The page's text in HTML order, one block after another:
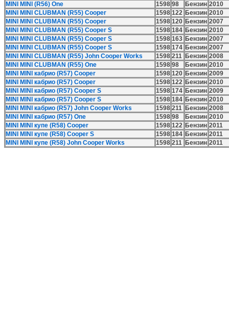
MINI MINI (R56) One
1598 98 Бензин 2010
MINI MINI CLUBMAN (R55) Cooper
1598 122 Бензин 2010
MINI MINI CLUBMAN (R55) Cooper
1598 120 Бензин 2007
MINI MINI CLUBMAN (R55) Cooper S
1598 184 Бензин 2010
MINI MINI CLUBMAN (R55) Cooper S
1598 163 Бензин 2007
MINI MINI CLUBMAN (R55) Cooper S
1598 174 Бензин 2007
MINI MINI CLUBMAN (R55) John Cooper Works
1598 211 Бензин 2008
MINI MINI CLUBMAN (R55) One
1598 98 Бензин 2010
MINI MINI кабрио (R57) Cooper
1598 120 Бензин 2009
MINI MINI кабрио (R57) Cooper
1598 122 Бензин 2010
MINI MINI кабрио (R57) Cooper S
1598 174 Бензин 2009
MINI MINI кабрио (R57) Cooper S
1598 184 Бензин 2010
MINI MINI кабрио (R57) John Cooper Works
1598 211 Бензин 2008
MINI MINI кабрио (R57) One
1598 98 Бензин 2010
MINI MINI купе (R58) Cooper
1598 122 Бензин 2011
MINI MINI купе (R58) Cooper S
1598 184 Бензин 2011
MINI MINI купе (R58) John Cooper Works
1598 211 Бензин 2011